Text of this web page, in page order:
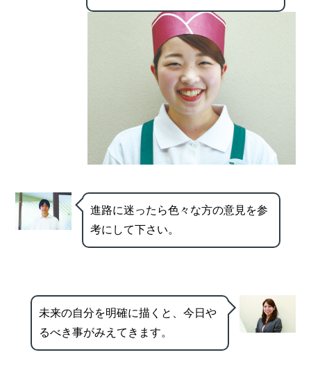
進路に迷ったら色々な方の意見を参
考にして下さい。
未来の自分を明確に描くと、今日や
るべき事がみえてきます。